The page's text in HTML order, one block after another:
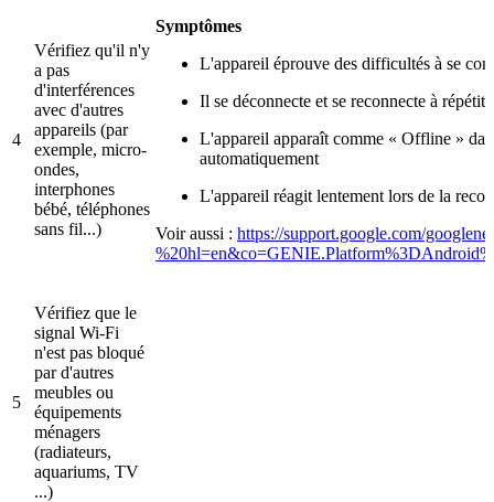
4
Vérifiez qu'il n'y
a pas
d'interférences
avec d'autres
appareils (par
exemple, micro-
ondes,
interphones
bébé, téléphones
sans fil...)
Symptômes
L'appareil éprouve des difficultés à se
Il se déconnecte et se reconnecte à
L'appareil apparaît comme « Offline »
automatiquement
L'appareil réagit lentement lors de la
Voir aussi : https://support.google.com/
5
Vérifiez que le
signal Wi-Fi
n'est pas bloqué
par d'autres
meubles ou
équipements
ménagers
(radiateurs,
aquariums, TV
...)